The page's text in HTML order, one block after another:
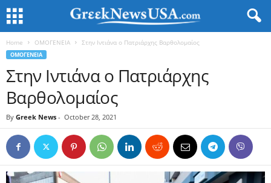
Home ΟΜΟΓΕΝΕΙΑ Στην Ιντιάνα ο Πατριάρχης Βαρθολομαίος
ΟΜΟΓΕΝΕΙΑ
Στην Ιντιάνα ο Πατριάρχης
Βαρθολομαίος
By Greek News - October 28, 2021